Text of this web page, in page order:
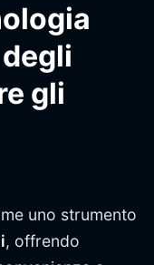
gli
uno strumento
, offrendo